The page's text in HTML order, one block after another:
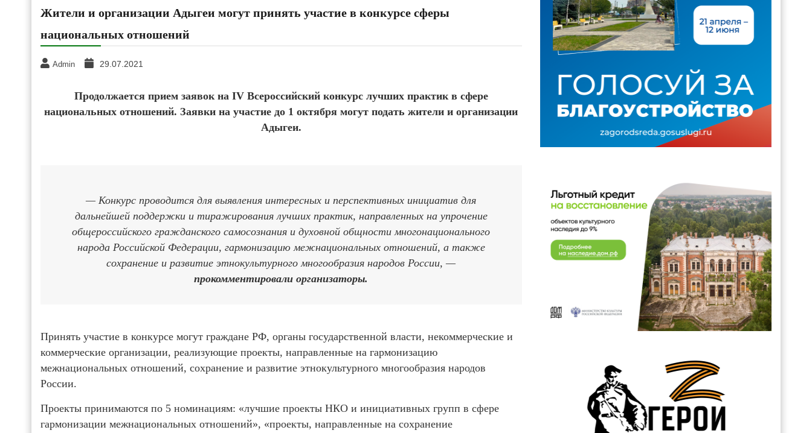
Жители и организации Адыгеи могут принять участие в конкурсе сферы
национальных отношений
Admin 29.07.2021
Продолжается прием заявок на IV Всероссийский конкурс лучших практик в сфере
национальных отношений. Заявки на участие до 1 октября могут подать жители и организации
Адыгеи.
— Конкурс проводится для выявления интересных и перспективных инициатив для
дальнейшей поддержки и тиражирования лучших практик, направленных на упрочение
общероссийского гражданского самосознания и духовной общности многонационального
народа Российской Федерации, гармонизацию межнациональных отношений, а также
сохранение и развитие этнокультурного многообразия народов России, —
прокомментировали организаторы.
Принять участие в конкурсе могут граждане РФ, органы государственной власти, некоммерческие и
коммерческие организации, реализующие проекты, направленные на гармонизацию
межнациональных отношений, сохранение и развитие этнокультурного многообразия народов
России.
Проекты принимаются по 5 номинациям: «лучшие проекты НКО и инициативных групп в сфере
гармонизации межнациональных отношений», «проекты, направленные на сохранение